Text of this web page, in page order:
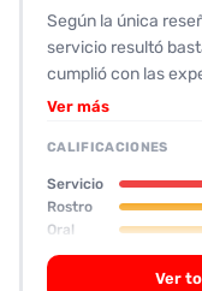
Según la única
servicio resultó
cumplió con las
“normal” con
valoró en 6/10. La
logística resultó
entregó la
desconfianza por la
cuarto era simple,
punto positivo. En
Ver más
CALIFICACIONES
Servicio
Rostro
Oral
Ver